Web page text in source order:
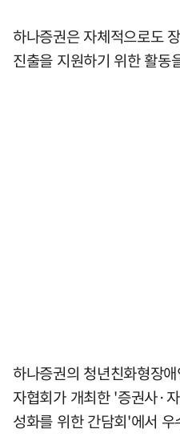
하나증권은 자체적으로도
진출을 지원하기 위한 활동
하나증권의 청년친화형장
자협회가 개최한 '증권사·
성화를 위한 간담회'에서